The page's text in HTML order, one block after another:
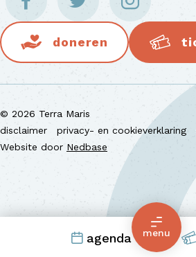
agenda menu
doneren
© 2026 Terra Maris
disclaimer
privacy- en cookieverklaring
Website door Nedbase